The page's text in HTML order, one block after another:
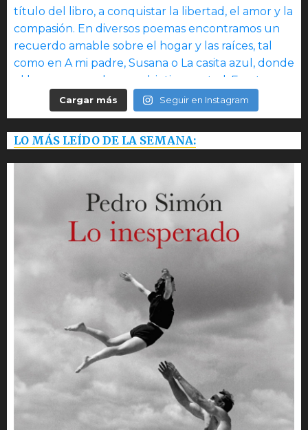
Cargar más Seguir en Instagram
LO MÁS LEÍDO DE LA SEMANA: